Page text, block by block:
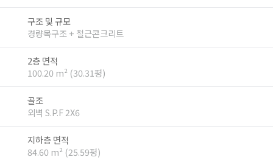
구조 및 규모
경량목구조 + 철근콘크리트
2층 면적
100.20 m² (30.31평)
골조
외벽 S.P.F 2X6
지하층 면적
84.60 m² (25.59평)